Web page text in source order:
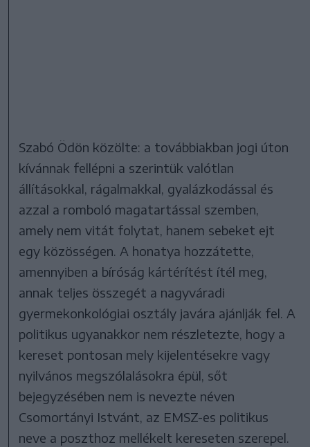
Szabó Ödön közölte: a továbbiakban jogi úton
kívánnak fellépni a szerintük valótlan
állításokkal, rágalmakkal, gyalázkodással és
azzal a romboló magatartással szemben,
amely nem vitát folytat, hanem sebeket ejt
egy közösségen. A honatya hozzátette,
amennyiben a bíróság kártérítést ítél meg,
annak teljes összegét a nagyváradi
gyermekonkológiai osztály javára ajánlják fel. A
politikus ugyanakkor nem részletezte, hogy a
kereset pontosan mely kijelentésekre vagy
nyilvános megszólalásokra épül, sőt
bejegyzésében nem is nevezte néven
Csomortányi Istvánt, az EMSZ-es politikus
neve a poszthoz mellékelt kereseten szerepel.